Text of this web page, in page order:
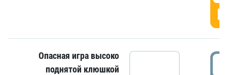
Опасная игра высоко
поднятой клюшкой